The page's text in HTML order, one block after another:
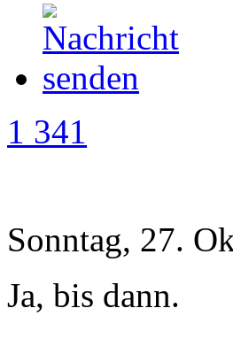
1 341
Sonntag, 27.
Ja, bis dann.